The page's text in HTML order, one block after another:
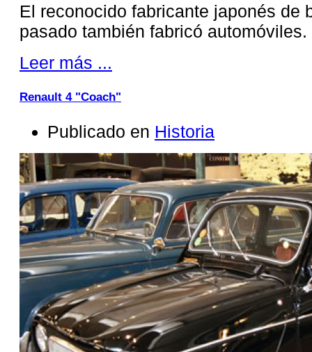
El reconocido fabricante japonés de
pasado también fabricó automóviles.
Leer más ...
Renault 4 "Coach"
Publicado en Historia